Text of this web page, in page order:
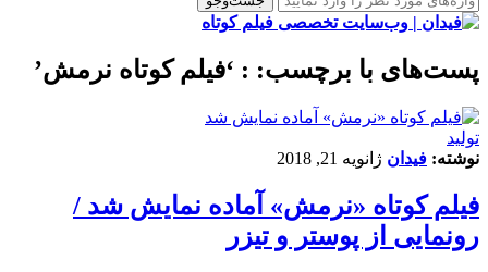
پست‌های با برچسب: : ‘فیلم کوتاه نرمش’
تولید
نوشته: فیدان ژانویه 21, 2018
فیلم کوتاه «نرمش» آماده نمایش شد /
رونمایی از پوستر و تیزر